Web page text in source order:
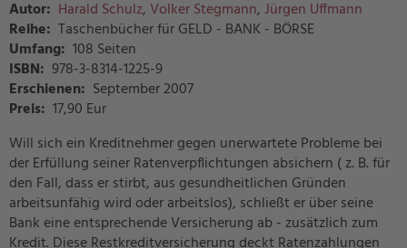
Autor: Harald Schulz, Volker Stegmann,Jürgen Uffmann
Reihe: Taschenbücher für GELD - BANK - BÖRSE
Umfang: 108 Seiten
ISBN: 978-3-8314-1225-9
Erschienen: September 2007
Preis: 17,90 Eur
Will sich ein Kreditnehmer gegen unerwartete Probleme bei
der Erfüllung seiner Ratenverpflichtungen absichern ( z. B. für
den Fall, dass er stirbt, aus gesundheitlichen Gründen
arbeitsunfähig wird oder arbeitslos), schließt er über seine
Bank eine entsprechende Versicherung ab - zusätzlich zum